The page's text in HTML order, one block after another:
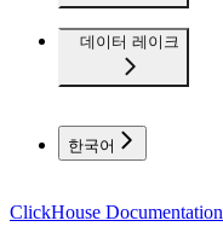
데이터 레이크
한국어
ClickHouse Documentation